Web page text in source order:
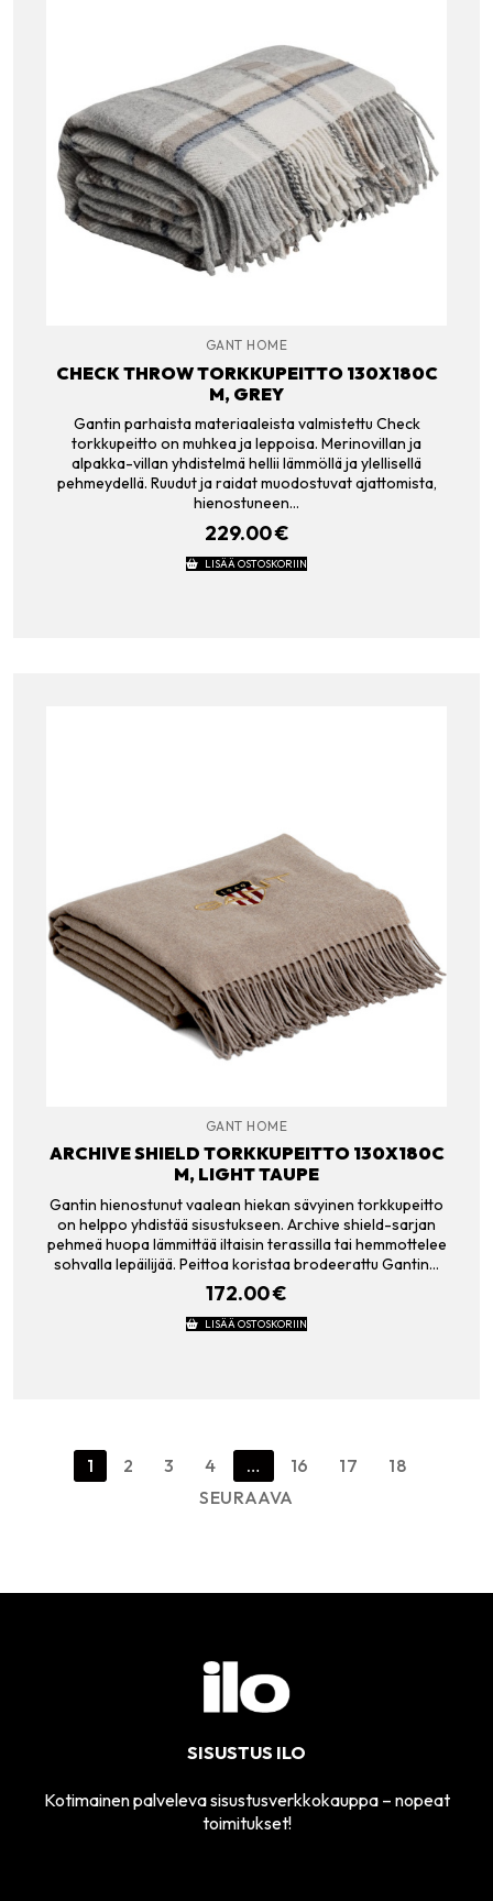
GANT HOME
CHECK THROW TORKKUPEITTO 130X180C
M, GREY
Gantin parhaista materiaaleista valmistettu Check
torkkupeitto on muhkea ja leppoisa. Merinovillan ja
alpakka-villan yhdistelmä hellii lämmöllä ja ylellisellä
pehmeydellä. Ruudut ja raidat muodostuvat ajattomista,
hienostuneen…
229.00€
LISÄÄ OSTOSKORIIN
GANT HOME
ARCHIVE SHIELD TORKKUPEITTO 130X180C
M, LIGHT TAUPE
Gantin hienostunut vaalean hiekan sävyinen torkkupeitto
on helppo yhdistää sisustukseen. Archive shield-sarjan
pehmeä huopa lämmittää iltaisin terassilla tai hemmottelee
sohvalla lepäilijää. Peittoa koristaa brodeerattu Gantin…
172.00€
LISÄÄ OSTOSKORIIN
Artikkelien
1 2 3 4 … 16 17
18
SEURAAVA
SISUSTUS ILO
Kotimainen palveleva sisustusverkkokauppa – nopeat
toimitukset!